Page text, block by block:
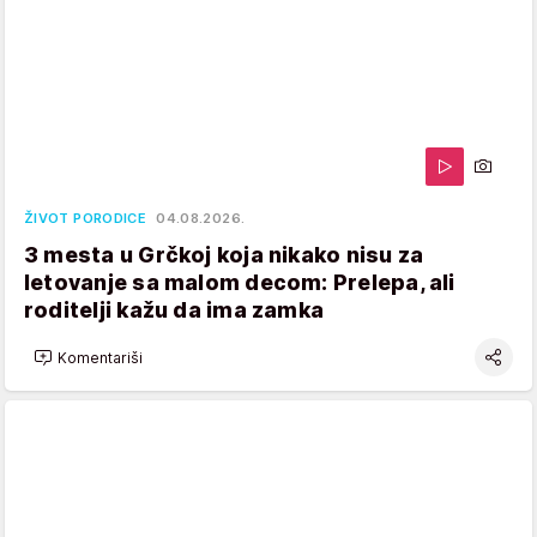
ŽIVOT PORODICE 04.08.2026.
3 mesta u Grčkoj koja nikako nisu za
letovanje sa malom decom: Prelepa, ali
roditelji kažu da ima zamka
Komentariši